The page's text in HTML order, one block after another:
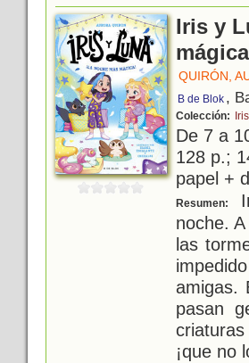
Iris y
QUIRÓN,
B de Blok ,
Colección:
De 7 a
128 p.;
papel +
Resumen:
noche.
las
amigas.
pasan
¡que no